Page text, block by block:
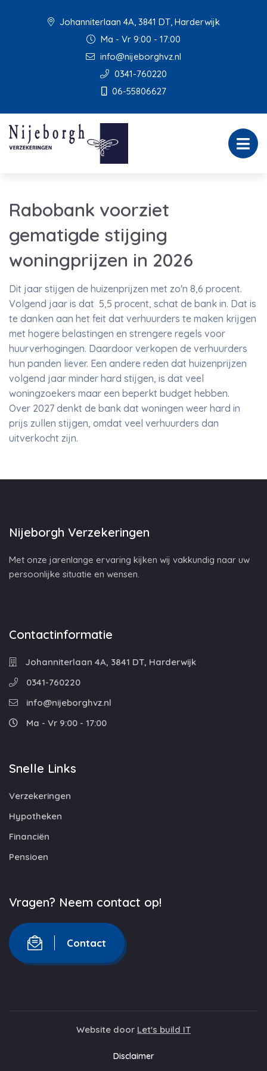
Johanniterlaan 4A, 3841 DT, Harderwijk
Ma - Vr 9:00 - 17:00
info@nijeborghvz.nl
0341-760220
06-55806627
Rabobank voorziet
gematigde stijging
woningprijzen in 2026
Dit jaar stijgen de huizenprijzen met zo'n 8,6 procent.
Volgend jaar is dat 5,5 procent, schat de bank in. Dat is
te danken aan het feit dat verhuurders te maken krijgen
met hogere belastingen en strengere regels voor
huurverhogingen. Daardoor verkopen de verhuurders
hun panden liever. Een andere reden dat huizenprijzen
volgend jaar minder hard stijgen, is dat veel
woningzoekers maar een beperkt budget hebben.
Over 2027 denkt de bank dat woningen weer hard in
prijs zullen stijgen, omdat veel verhuurders dan
uitverkocht zijn.
Nijeborgh Verzekeringen
Met onze jarenlange ervaring kijken wij vakkundig naar uw
persoonlijke situatie en wensen.
Contactinformatie
Johanniterlaan 4A, 3841 DT, Harderwijk
0341-760220
info@nijeborghvz.nl
Ma - Vr 9:00 - 17:00
Snelle Links
Verzekeringen
Hypotheken
Financiën
Pensioen
Vragen? Neem contact op!
Contact
Website door Let's build IT
Disclaimer